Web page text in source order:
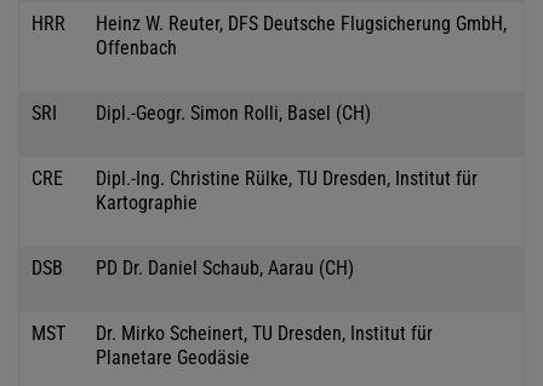
HRR
Heinz W. Reuter, DFS Deutsche Flugsicherung GmbH,
Offenbach
SRI Dipl.-Geogr. Simon Rolli, Basel (CH)
CRE
Dipl.-Ing. Christine Rülke, TU Dresden, Institut für
Kartographie
DSB PD Dr. Daniel Schaub, Aarau (CH)
MST
Dr. Mirko Scheinert, TU Dresden, Institut für
Planetare Geodäsie